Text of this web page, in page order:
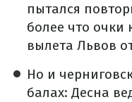
пытался
более что
вылета Львов
Но и
балах: Десна